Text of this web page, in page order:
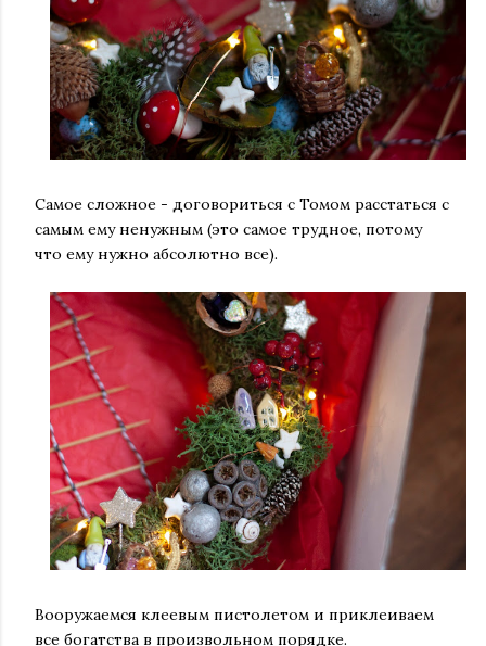
Самое сложное - договориться с Томом расстаться с
самым ему ненужным (это самое трудное, потому
что ему нужно абсолютно все).
Вооружаемся клеевым пистолетом и приклеиваем
все богатства в произвольном порядке.